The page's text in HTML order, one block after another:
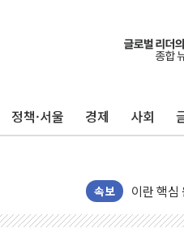
정책·서울 경제 사회
속보
유럽증시,
미 연준
트럼프,
美 고용
[AI MY 뉴